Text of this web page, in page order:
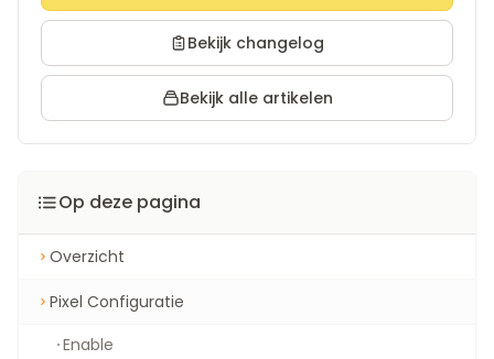
Bekijk changelog
Bekijk alle artikelen
Op deze pagina
Overzicht
Pixel Configuratie
Enable